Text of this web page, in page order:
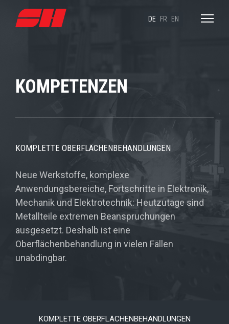
DE FR EN
KOMPETENZEN
KOMPLETTE OBERFLÄCHENBEHANDLUNGEN
Neue Werkstoffe, komplexe
Anwendungsbereiche, Fortschritte in Elektronik,
Mechanik und Elektrotechnik: Heutzutage sind
Metallteile extremen Beanspruchungen
ausgesetzt. Deshalb ist eine
Oberflächenbehandlung in vielen Fällen
unabdingbar.
KOMPLETTE OBERFLÄCHENBEHANDLUNGEN